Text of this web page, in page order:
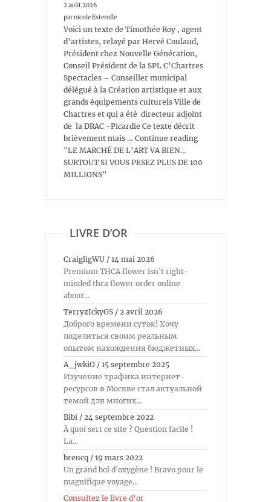
2 août 2026
par nicole Esterolle
Voici un texte de Timothée Roy , agent
d’artistes, relayé par Hervé Coulaud,
Président chez Nouvelle Génération,
Conseil Président de la SPL C’Chartres
Spectacles – Conseiller municipal
délégué à la Création artistique et aux
grands équipements culturels Ville de
Chartres et qui a été directeur adjoint
de la DRAC -Picardie Ce texte décrit
brièvement mais … Continue reading
"LE MARCHÉ DE L’ART VA BIEN…
SURTOUT SI VOUS PESEZ PLUS DE 100
MILLIONS"
LIVRE D’OR
CraigligWU / 14 mai 2026
Premium THCA flower isn't right-
minded thca flower order online
about...
TerryzIckyGS / 2 avril 2026
Доброго времени суток! Хочу
поделиться своим реальным
опытом нахождения бюджетных...
A_jwkiO / 15 septembre 2025
Изучение трафика интернет-
ресурсов в Москве стал актуальной
темой для многих...
Bibi / 24 septembre 2022
À quoi sert ce site ? Question facile !
La...
breucq / 19 mars 2022
Un grand bol d'oxygène ! Bravo pour le
magnifique voyage...
Consultez le livre d’or